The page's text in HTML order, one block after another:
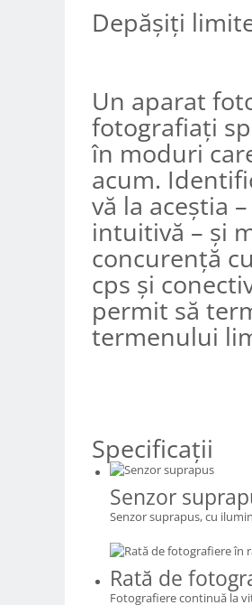
Protectie patina apa, ploaie
Bounce-uri, Softbox-uri
Bracket-uri si suporti
Huse protectie blitz extern
Huse protectie filtre gel
Accesorii Aparate Digitale
Carduri memorie, Cititoare
Carduri memorie
Cititoare carduri
Huse protectie card memorie
Acumulatori Foto
Acumulatori AA/AAA (R6/R3)) si
Incarcatoare acumulatori Foto-
Huse protectie acumulatori foto
Depăşiţi
Un aparat
fotografiaţi
în moduri
acum.
vă la aceştia
intuitivă – şi
concurenţă
cps şi
permit să
termenului
Specificaţii
Senzor
Senzor suprapus, cu
Rată de
Fotografiere continuă la